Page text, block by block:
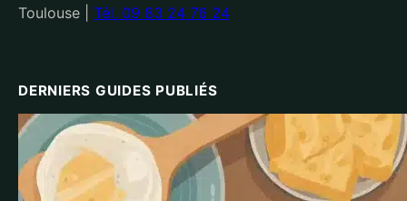
Toulouse
Tél. 09 83 24 76 24
DERNIERS GUIDES PUBLIÉS